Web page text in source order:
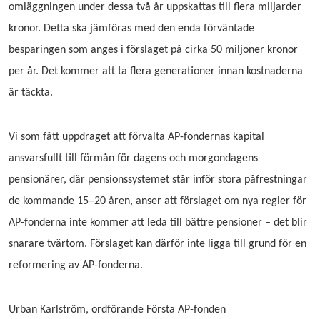
omläggningen under dessa två år uppskattas till flera miljarder
kronor. Detta ska jämföras med den enda förväntade
besparingen som anges i förslaget på cirka 50 miljoner kronor
per år. Det kommer att ta flera generationer innan kostnaderna
är täckta.
Vi som fått uppdraget att förvalta AP-fondernas kapital
ansvarsfullt till förmån för dagens och morgondagens
pensionärer, där pensionssystemet står inför stora påfrestningar
de kommande 15–20 åren, anser att förslaget om nya regler för
AP-fonderna inte kommer att leda till bättre pensioner – det blir
snarare tvärtom. Förslaget kan därför inte ligga till grund för en
reformering av AP-fonderna.
Urban Karlström, ordförande Första AP-fonden